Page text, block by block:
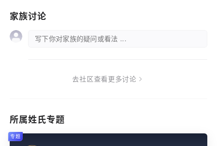
家族讨论
写下你对家族的疑问或看法 ...
去社区查看更多讨论
所属姓氏专题
专题